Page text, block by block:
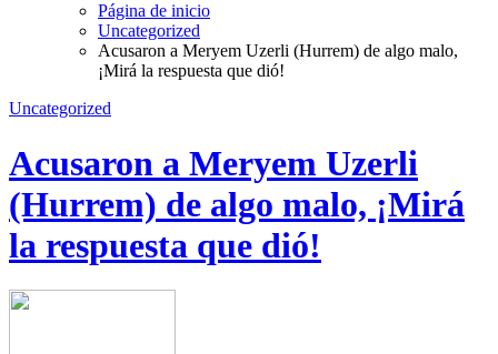
Página de inicio
Uncategorized
Acusaron a Meryem Uzerli (Hurrem) de algo malo,
¡Mirá la respuesta que dió!
Uncategorized
Acusaron a Meryem Uzerli
(Hurrem) de algo malo, ¡Mirá
la respuesta que dió!